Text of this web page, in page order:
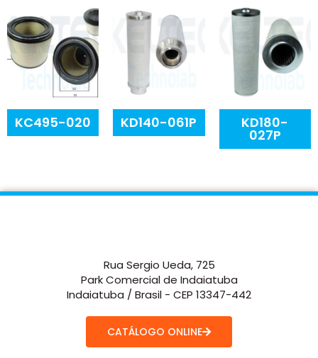
KC495-020 KD140-061P KD180-
027P
Rua Sergio Ueda, 725
Park Comercial de Indaiatuba
Indaiatuba / Brasil - CEP 13347-442
CATÁLOGO ONLINE